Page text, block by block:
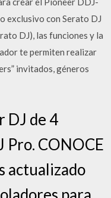
exclusivo con Serato DJ
DJ), las funciones y la
te permiten realizar
invitados, géneros
DJ de 4
Pro. CONOCE
actualizado